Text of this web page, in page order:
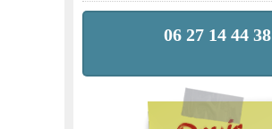
06 27 14 44 38